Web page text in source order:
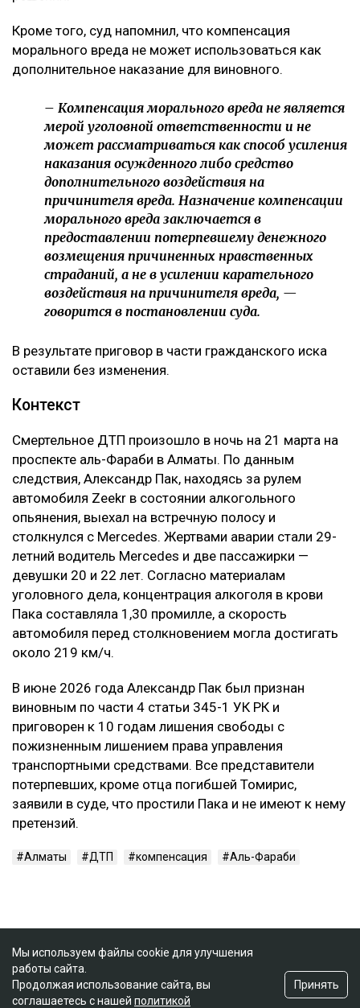
Кроме того, суд напомнил, что компенсация
морального вреда не может использоваться как
дополнительное наказание для виновного.
– Компенсация морального вреда не является
мерой уголовной ответственности и не
может рассматриваться как способ усиления
наказания осужденного либо средство
дополнительного воздействия на
причинителя вреда. Назначение компенсации
морального вреда заключается в
предоставлении потерпевшему денежного
возмещения причиненных нравственных
страданий, а не в усилении карательного
воздействия на причинителя вреда, —
говорится в постановлении суда.
В результате приговор в части гражданского иска
оставили без изменения.
Контекст
Смертельное ДТП произошло в ночь на 21 марта на
проспекте аль-Фараби в Алматы. По данным
следствия, Александр Пак, находясь за рулем
автомобиля Zeekr в состоянии алкогольного
опьянения, выехал на встречную полосу и
столкнулся с Mercedes. Жертвами аварии стали 29-
летний водитель Mercedes и две пассажирки —
девушки 20 и 22 лет. Согласно материалам
уголовного дела, концентрация алкоголя в крови
Пака составляла 1,30 промилле, а скорость
автомобиля перед столкновением могла достигать
около 219 км/ч.
В июне 2026 года Александр Пак был признан
виновным по части 4 статьи 345-1 УК РК и
приговорен к 10 годам лишения свободы с
пожизненным лишением права управления
транспортными средствами. Все представители
потерпевших, кроме отца погибшей Томирис,
заявили в суде, что простили Пака и не имеют к нему
претензий.
Алматы ДТП компенсация Аль-Фараби
Мы используем файлы cookie для улучшения
работы сайта.
Продолжая использование сайта, вы
соглашаетесь с нашей политикой
Принять